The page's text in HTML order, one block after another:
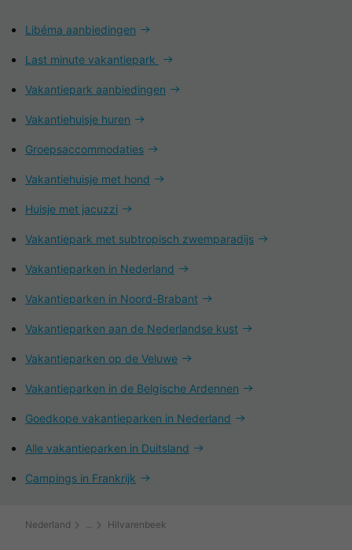
Libéma aanbiedingen
Last minute vakantiepark
Vakantiepark aanbiedingen
Vakantiehuisje huren
Groepsaccommodaties
Vakantiehuisje met hond
Huisje met jacuzzi
Vakantiepark met subtropisch zwemparadijs
Vakantieparken in Nederland
Vakantieparken in Noord-Brabant
Vakantieparken aan de Nederlandse kust
Vakantieparken op de Veluwe
Vakantieparken in de Belgische Ardennen
Goedkope vakantieparken in Nederland
Alle vakantieparken in Duitsland
Campings in Frankrijk
Nederland Hilvarenbeek